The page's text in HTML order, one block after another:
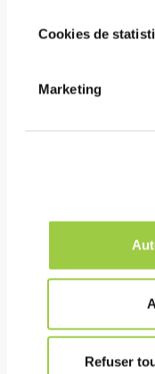
Cookies de
Marketing
Refuser